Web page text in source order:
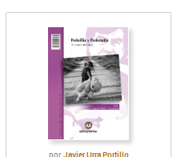
por